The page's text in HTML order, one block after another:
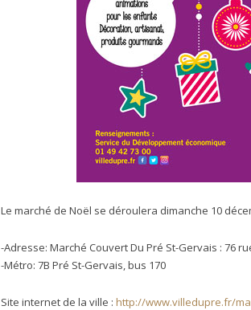
Le marché de Noël se déroulera dimanche 10
-Adresse: Marché Couvert Du Pré St-Gervais : 76
-Métro: 7B Pré St-Gervais, bus 170
Site internet de la ville : http://www.villedupre.fr/